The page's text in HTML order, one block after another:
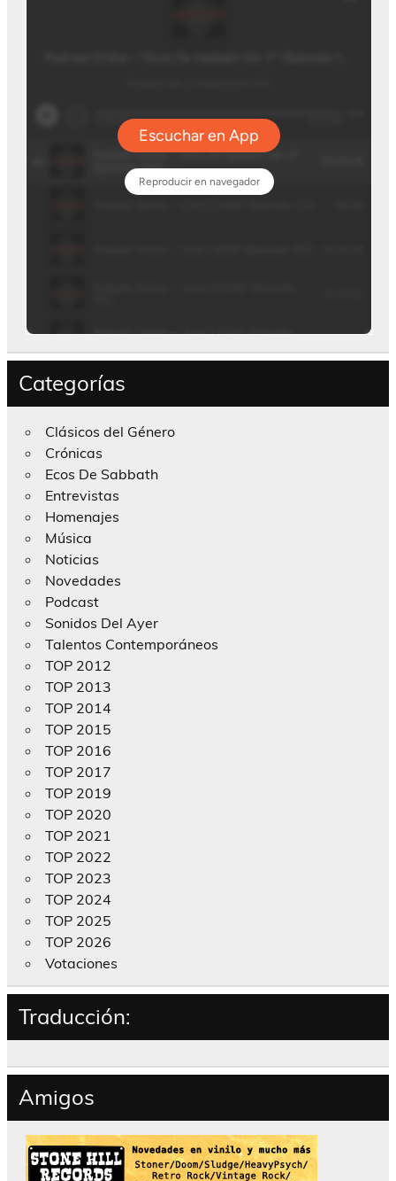
Categorías
Clásicos del Género
Crónicas
Ecos De Sabbath
Entrevistas
Homenajes
Música
Noticias
Novedades
Podcast
Sonidos Del Ayer
Talentos Contemporáneos
TOP 2012
TOP 2013
TOP 2014
TOP 2015
TOP 2016
TOP 2017
TOP 2019
TOP 2020
TOP 2021
TOP 2022
TOP 2023
TOP 2024
TOP 2025
TOP 2026
Votaciones
Traducción:
Amigos